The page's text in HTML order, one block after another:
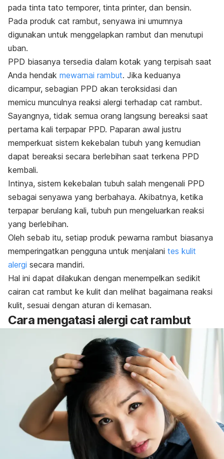
pada tinta tato temporer, tinta printer, dan bensin.
Pada produk cat rambut, senyawa ini umumnya
digunakan untuk menggelapkan rambut dan menutupi
uban.
PPD biasanya tersedia dalam kotak yang terpisah saat
Anda hendak mewarnai rambut. Jika keduanya
dicampur, sebagian PPD akan teroksidasi dan
memicu munculnya reaksi alergi terhadap cat rambut.
Sayangnya, tidak semua orang langsung bereaksi saat
pertama kali terpapar PPD. Paparan awal justru
memperkuat sistem kekebalan tubuh yang kemudian
dapat bereaksi secara berlebihan saat terkena PPD
kembali.
Intinya, sistem kekebalan tubuh salah mengenali PPD
sebagai senyawa yang berbahaya. Akibatnya, ketika
terpapar berulang kali, tubuh pun mengeluarkan reaksi
yang berlebihan.
Oleh sebab itu, setiap produk pewarna rambut biasanya
memperingatkan pengguna untuk menjalani tes kulit
alergi secara mandiri.
Hal ini dapat dilakukan dengan menempelkan sedikit
cairan cat rambut ke kulit dan melihat bagaimana reaksi
kulit, sesuai dengan aturan di kemasan.
Cara mengatasi alergi cat rambut